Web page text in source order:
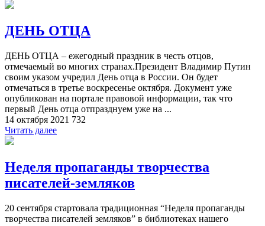
ДЕНЬ ОТЦА
ДЕНЬ ОТЦА – ежегодный праздник в честь отцов,
отмечаемый во многих странах.Президент Владимир Путин
своим указом учредил День отца в России. Он будет
отмечаться в третье воскресенье октября. Документ уже
опубликован на портале правовой информации, так что
первый День отца отпразднуем уже на ...
14 октября 2021 732
Читать далее
Неделя пропаганды творчества
писателей-земляков
20 сентября стартовала традиционная “Неделя пропаганды
творчества писателей земляков” в библиотеках нашего